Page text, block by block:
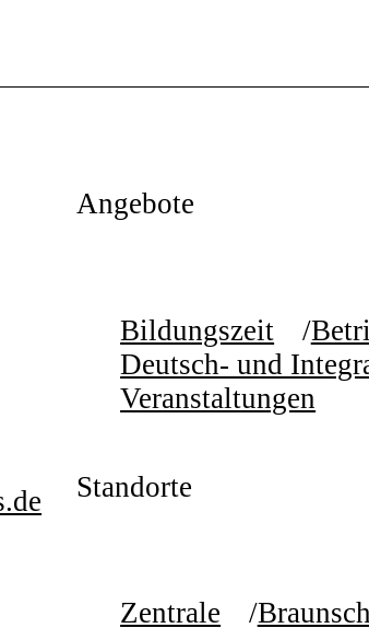
Angebote
Bildungszeit
Deutsch- und
Veranstaltungen
Standorte
Zentrale